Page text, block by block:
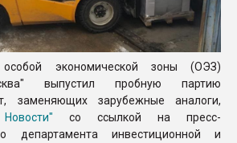
экономической зоны (ОЭЗ)
выпустил пробную партию
заменяющих зарубежные аналоги,
со ссылкой на пресс-
департамента инвестиционной и